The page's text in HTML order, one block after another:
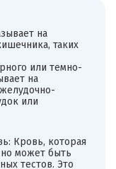
на
таких
или темно-
на
или
Кровь, которая
может быть
тестов. Это